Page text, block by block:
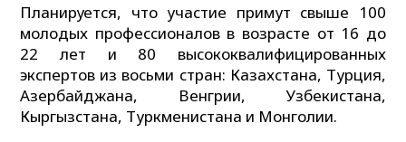
Планируется, что участие примут свыше 100
молодых профессионалов в возрасте от 16 до
22 лет и 80 высококвалифицированных
экспертов из восьми стран: Казахстана, Турция,
Азербайджана, Венгрии, Узбекистана,
Кыргызстана, Туркменистана и Монголии.